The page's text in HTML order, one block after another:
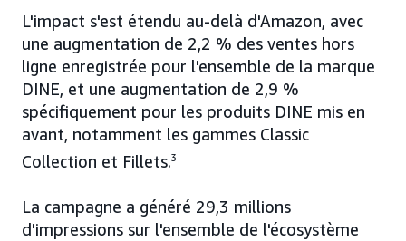
L'impact s'est étendu au-delà d'Amazon, avec
une augmentation de 2,2 % des ventes hors
ligne enregistrée pour l'ensemble de la marque
DINE, et une augmentation de 2,9 %
spécifiquement pour les produits DINE mis en
avant, notamment les gammes Classic
Collection et Fillets.3
La campagne a généré 29,3 millions
d'impressions sur l'ensemble de l'écosystème